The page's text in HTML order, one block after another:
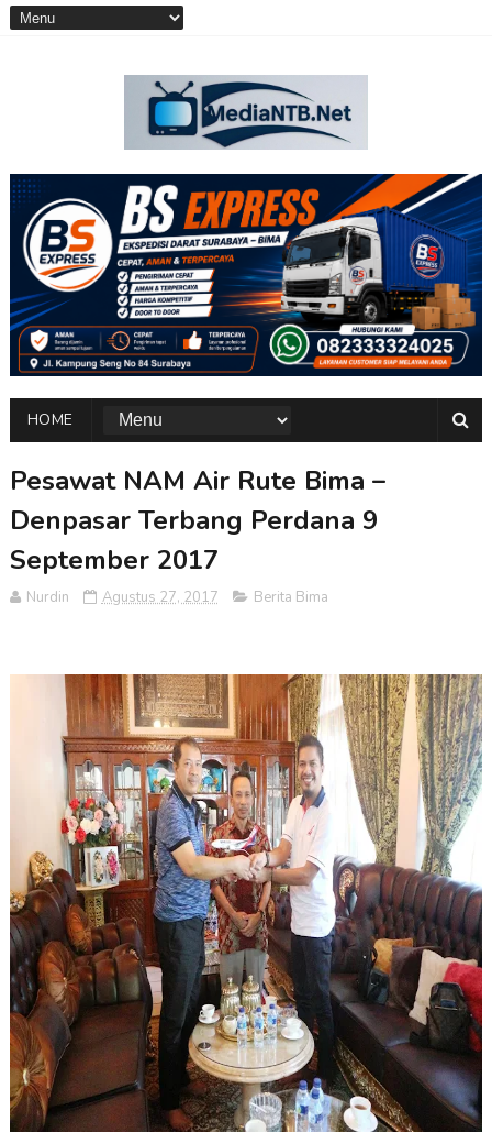
HOME
Pesawat NAM Air Rute Bima –
Denpasar Terbang Perdana 9
September 2017
Nurdin Agustus 27, 2017 Berita Bima